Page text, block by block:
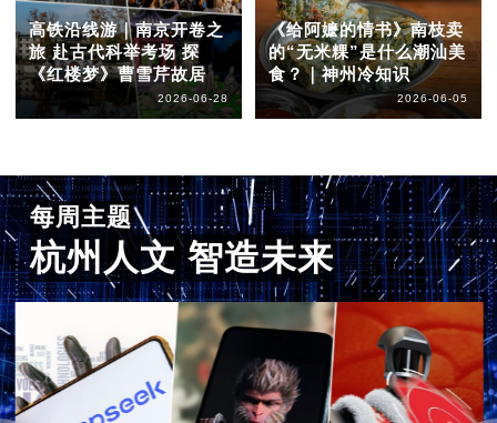
高铁沿线游｜南京开卷之
旅 赴古代科举考场 探
《红楼梦》曹雪芹故居
2026-06-28
《给阿嬷的情书》南枝卖
的“无米粿”是什么潮汕美
食？｜神州冷知识
2026-06-05
每周主题
杭州人文 智造未来